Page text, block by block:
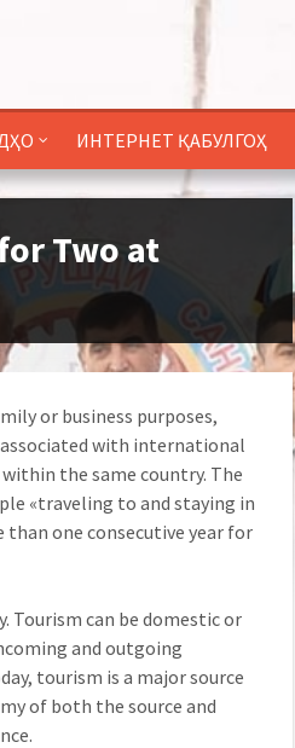
ИНТЕРНЕТ ҚАБУЛГОҲ
Two at
or business purposes,
with international
the same country. The
«traveling to and staying in
one consecutive year for
Tourism can be domestic or
and outgoing
tourism is a major source
of both the source and